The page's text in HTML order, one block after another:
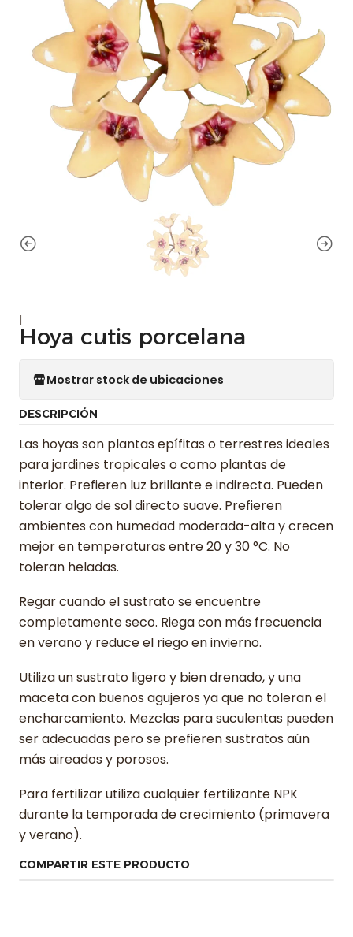
|
Hoya cutis porcelana
Mostrar stock de ubicaciones
DESCRIPCIÓN
Las hoyas son plantas epífitas o terrestres ideales
para jardines tropicales o como plantas de
interior. Prefieren luz brillante e indirecta. Pueden
tolerar algo de sol directo suave. Prefieren
ambientes con humedad moderada-alta y crecen
mejor en temperaturas entre 20 y 30 °C. No
toleran heladas.
Regar cuando el sustrato se encuentre
completamente seco. Riega con más frecuencia
en verano y reduce el riego en invierno.
Utiliza un sustrato ligero y bien drenado, y una
maceta con buenos agujeros ya que no toleran el
encharcamiento. Mezclas para suculentas pueden
ser adecuadas pero se prefieren sustratos aún
más aireados y porosos.
Para fertilizar utiliza cualquier fertilizante NPK
durante la temporada de crecimiento (primavera
y verano).
COMPARTIR ESTE PRODUCTO